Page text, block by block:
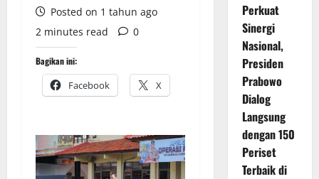
Posted on 1 tahun ago
2 minutes read
0
Bagikan ini:
Facebook X
Perkuat
Sinergi
Nasional,
Presiden
Prabowo
Dialog
Langsung
dengan 150
Periset
Terbaik di